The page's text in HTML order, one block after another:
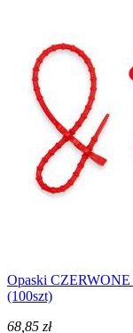
Opaski
(100szt)
68,85 zł